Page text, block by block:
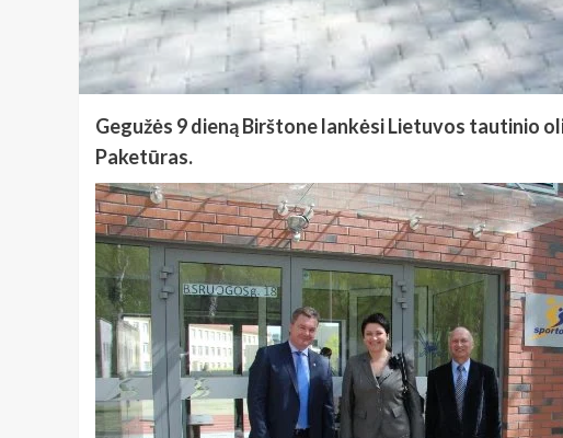
Gegužės 9 dieną Birštone lankėsi Lietuvos tautinio
Paketūras.